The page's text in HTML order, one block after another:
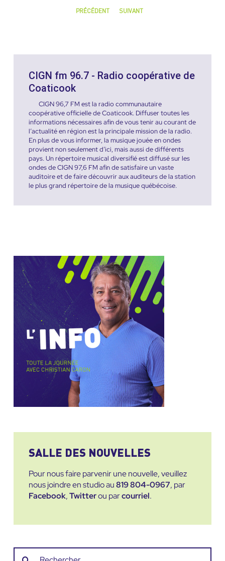
PRÉCÉDENT SUIVANT
CIGN fm 96.7 - Radio coopérative de
Coaticook
CIGN 96,7 FM est la radio communautaire
coopérative officielle de Coaticook. Diffuser toutes les
informations nécessaires afin de vous tenir au courant de
l’actualité en région est la principale mission de la radio.
En plus de vous informer, la musique jouée en ondes
provient non seulement d’ici, mais aussi de différents
pays. Un répertoire musical diversifié est diffusé sur les
ondes de CIGN 97,6 FM afin de satisfaire un vaste
auditoire et de faire découvrir aux auditeurs de la station
le plus grand répertoire de la musique québécoise.
SALLE DES NOUVELLES
Pour nous faire parvenir une nouvelle, veuillez
nous joindre en studio au819 804-0967, par
Facebook,Twitterou parcourriel.
Recherche